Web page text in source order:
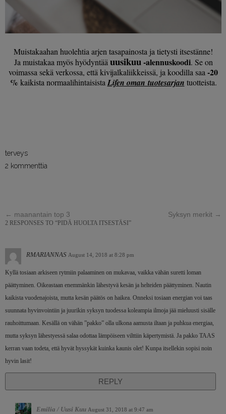
Muistakaahan huolehtia arjen tasapainosta ja tietysti itsestänne!
Ja muistakaa myös hyödyntääuusikuu-alennuskoodi. Se on
voimassa sekä verkossa, että kivijalkaliikkeissä, ja koodilla saa-20
% kaikista normaalihintaisistaLifen oman tuotesarjan tuotteista.
terveys
2 kommenttia
← maanantain top 3 Syksyn merkit →
2 RESPONSES TO “PIDÄ HUOLTA ITSESTÄSI”
RMARIANNAS August 14, 2018 at 8:28 pm
Kyllä tosiaan arkiseen rytmiin palaaminen on mukavaa, vaikka vähän suretti loman
päättyminen. Oikeastaan enemmänkin lähestyvä kesän ja helteiden päättyminen. Nautin
kaikista vuodenajoista, mutta kesän päätös on haikea. Onneksi tosiaan energian voi taas
suunnata hyvinvointiin ja juurikin syksyn tuodessa koleampia ilmoja jää mieluusti sisälle
rauhoittumaan. Kesällä on vähän ”pakko” olla ulkona aamusta iltaan ja puhkua energiaa,
mutta syksyn lähestyessä salaa odottaa lämpöiseen vilttiin käpertymistä. Ja pakko TAAS
kerran vaan todeta, että hyvät hyssykät kuinka kaunis olet! Kunpa itsellekin sopisi noin
hyvin lasit!
REPLY
Emilia / Uusi Kuu August 31, 2018 at 9:47 am